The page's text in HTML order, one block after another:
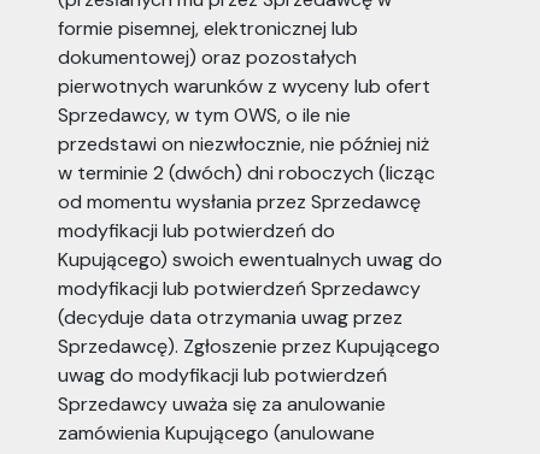
formie pisemnej, elektronicznej lub
dokumentowej) oraz pozostałych
pierwotnych warunków z wyceny lub ofert
Sprzedawcy, w tym OWS, o ile nie
przedstawi on niezwłocznie, nie później niż
w terminie 2 (dwóch) dni roboczych (licząc
od momentu wysłania przez Sprzedawcę
modyfikacji lub potwierdzeń do
Kupującego) swoich ewentualnych uwag do
modyfikacji lub potwierdzeń Sprzedawcy
(decyduje data otrzymania uwag przez
Sprzedawcę). Zgłoszenie przez Kupującego
uwag do modyfikacji lub potwierdzeń
Sprzedawcy uważa się za anulowanie
zamówienia Kupującego (anulowane